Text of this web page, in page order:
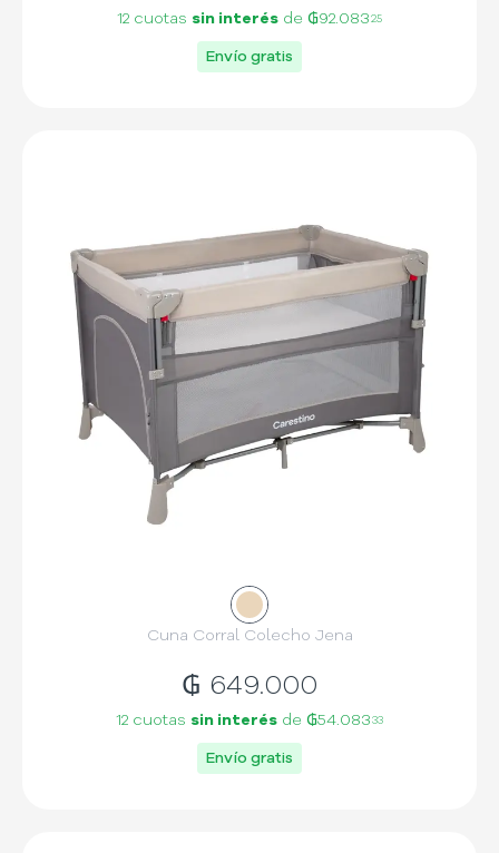
12 cuotas sin interés de ₲92.083 25
Envío gratis
Cuna Corral Colecho Jena
₲ 649.000
12 cuotas sin interés de ₲54.083 33
Envío gratis